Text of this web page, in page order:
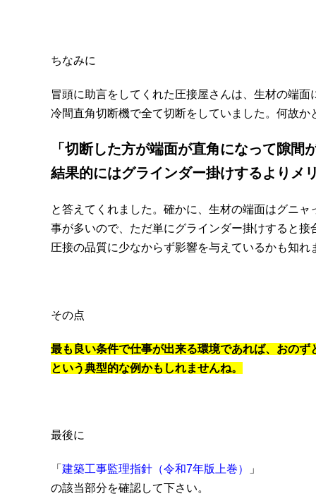
ちなみに
冒頭に助言をしてくれた圧接屋さんは、生材の端面
冷間直角切断機で全て切断をしていました。何故か
「切断した方が端面が直角になって隙間
結果的にはグラインダー掛けするよりメ
と答えてくれました。確かに、生材の端面はグニャ
事が多いので、ただ単にグラインダー掛けすると接
圧接の品質に少なからず影響を与えているかも知れ
その点
最も良い条件で仕事が出来る環境であれば、おのず
という典型的な例かもしれませんね。
最後に
「 建築工事監理指針（令和7年版上巻）
」
の該当部分を確認して下さい。